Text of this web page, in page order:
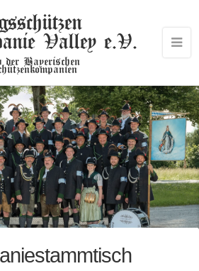
Valley e.V.
Bayerischen